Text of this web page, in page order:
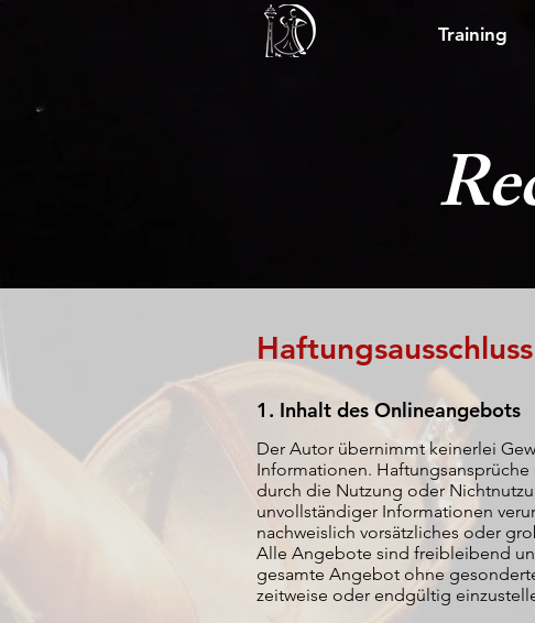
Training
Haftungsausschluss
1. Inhalt des Onlineangebots
Der Autor übernimmt keinerlei
Informationen.
durch die Nutzung oder
unvollständiger Informationen
nachweislich vorsätzliches oder
Alle Angebote sind freibleibend
gesamte Angebot ohne
zeitweise oder endgültig